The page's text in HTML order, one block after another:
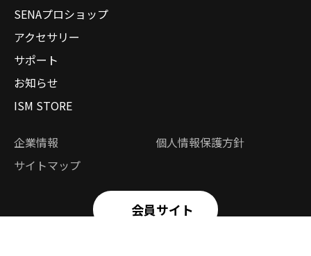
SENAプロショップ
アクセサリー
サポート
お知らせ
ISM STORE
企業情報
個人情報保護方針
サイトマップ
会員サイト